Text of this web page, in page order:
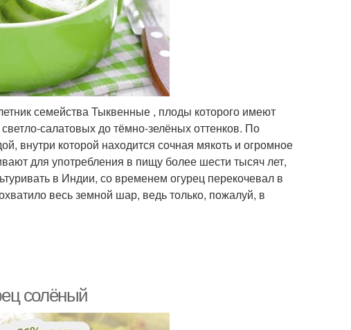
семейства Тыквенные , плоды которого имеют
салатовых до тёмно-зелёных оттенков. По
внутри которой находится сочная мякоть и огромное
для употребления в пищу более шести тысяч лет,
в Индии, со временем огурец перекочевал в
весь земной шар, ведь только, пожалуй, в
солёный